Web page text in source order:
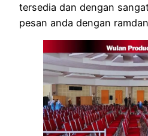
tersedia dan dengan
pesan anda dengan